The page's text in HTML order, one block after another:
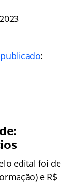
:
edital foi de
e R$